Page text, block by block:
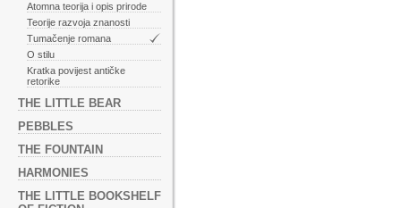
Atomna teorija i opis prirode
Teorije razvoja znanosti
Tumačenje romana
O stilu
Kratka povijest antičke
retorike
THE LITTLE BEAR
PEBBLES
THE FOUNTAIN
HARMONIES
THE LITTLE BOOKSHELF